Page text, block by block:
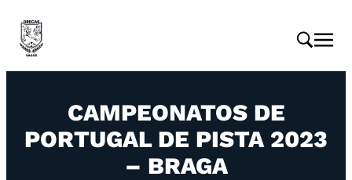
CAMPEONATOS DE
PORTUGAL DE PISTA 2023
– BRAGA